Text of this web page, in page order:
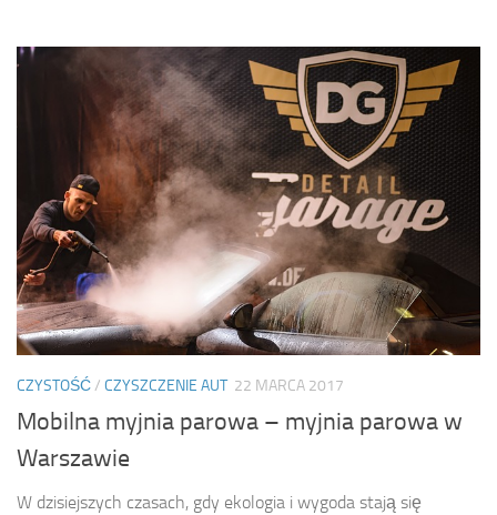
CZYSTOŚĆ/ CZYSZCZENIE AUT 22 MARCA 2017
Mobilna myjnia parowa – myjnia parowa w
Warszawie
W dzisiejszych czasach, gdy ekologia i wygoda stają się